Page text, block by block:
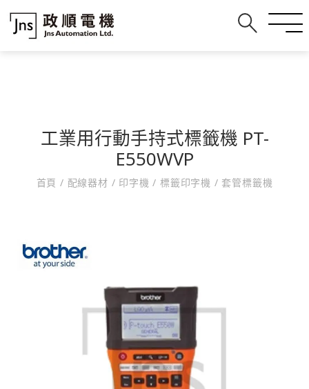
工業用行動手持式標籤機 PT-
E550WVP
首頁 / 配線器材 / 印字機/ 標籤印字機 / 套管標籤機